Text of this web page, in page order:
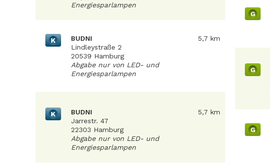
Energiesparlampen
K
BUDNI
Lindleystraße 2
20539 Hamburg
Abgabe nur von LED- und
Energiesparlampen
5,7 km
K
BUDNI
Jarrestr. 47
22303 Hamburg
Abgabe nur von LED- und
Energiesparlampen
5,7 km
G
G
G